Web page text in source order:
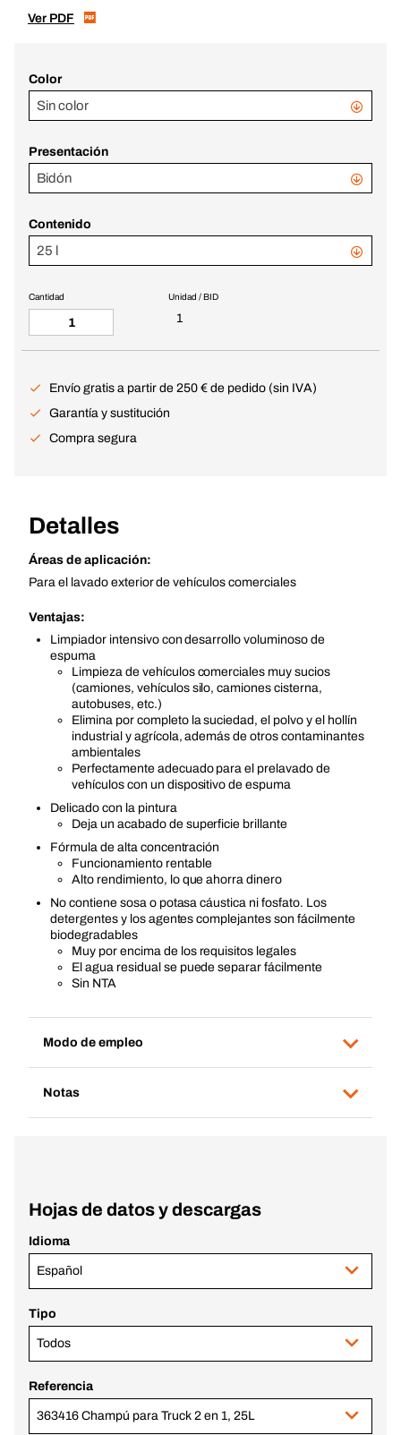
Ver PDF
Color
Sin color
Presentación
Bidón
Contenido
25 l
Unidad / BID
1
Cantidad
Envío gratis a partir de 250 € de pedido (sin IVA)
Garantía y sustitución
Compra segura
Detalles
Áreas de aplicación:
Para el lavado exterior de vehículos comerciales
Ventajas:
Limpiador intensivo con desarrollo voluminoso de
espuma
Limpieza de vehículos comerciales muy sucios
(camiones, vehículos silo, camiones cisterna,
autobuses, etc.)
Elimina por completo la suciedad, el polvo y el hollín
industrial y agrícola, además de otros contaminantes
ambientales
Perfectamente adecuado para el prelavado de
vehículos con un dispositivo de espuma
Delicado con la pintura
Deja un acabado de superficie brillante
Fórmula de alta concentración
Funcionamiento rentable
Alto rendimiento, lo que ahorra dinero
No contiene sosa o potasa cáustica ni fosfato. Los
detergentes y los agentes complejantes son fácilmente
biodegradables
Muy por encima de los requisitos legales
El agua residual se puede separar fácilmente
Sin NTA
Modo de empleo
Notas
Hojas de datos y descargas
Idioma
Español
Tipo
Todos
Referencia
363416 Champú para Truck 2 en 1, 25L